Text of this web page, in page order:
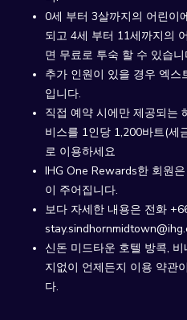
0세 부터 3살까지의 어린이
되고 4세 부터 11세까지의
면 무료로 투숙 할 수 있습니
추가 인원이 있을 경우 엑
입니다.
직접 예약 시에만 제공되는
비스를 1인당 1,200바트(세
로 이용하세요
IHG One Rewards한 회원
이 주어집니다.
보다 자세한 내용은 전화
신돈 미드타운 호텔 방콕,
지없이 언제든지 이용 약관
다.